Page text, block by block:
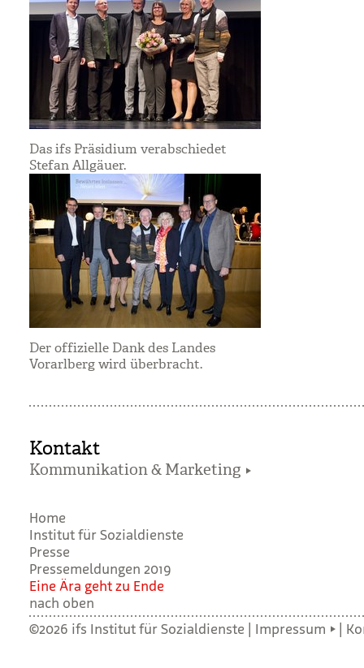
Das ifs Präsidium verabschiedet
Stefan Allgäuer.
Der offizielle Dank des Landes
Vorarlberg wird überbracht.
Kontakt
Kommunikation & Marketing
Home
Institut für Sozialdienste
Presse
Pressemeldungen 2019
Eine Ära geht zu Ende
nach oben
©2026 ifs Institut für Sozialdienste | Impressum